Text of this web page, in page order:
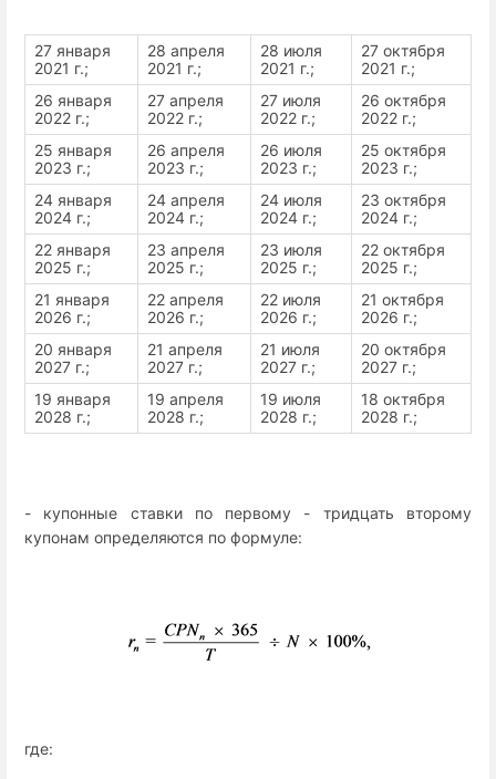
27 января
2021 г.;
28 апреля
2021 г.;
28 июля
2021 г.;
27 октября
2021 г.;
26 января
2022 г.;
27 апреля
2022 г.;
27 июля
2022 г.;
26 октября
2022 г.;
25 января
2023 г.;
26 апреля
2023 г.;
26 июля
2023 г.;
25 октября
2023 г.;
24 января
2024 г.;
24 апреля
2024 г.;
24 июля
2024 г.;
23 октября
2024 г.;
22 января
2025 г.;
23 апреля
2025 г.;
23 июля
2025 г.;
22 октября
2025 г.;
21 января
2026 г.;
22 апреля
2026 г.;
22 июля
2026 г.;
21 октября
2026 г.;
20 января
2027 г.;
21 апреля
2027 г.;
21 июля
2027 г.;
20 октября
2027 г.;
19 января
2028 г.;
19 апреля
2028 г.;
19 июля
2028 г.;
18 октября
2028 г.;
- купонные ставки по первому - тридцать второму
купонам определяются по формуле:
где: